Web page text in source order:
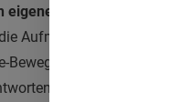
Angaben bis
Aufmerksamkeit für das
sondern auch
müssen wir